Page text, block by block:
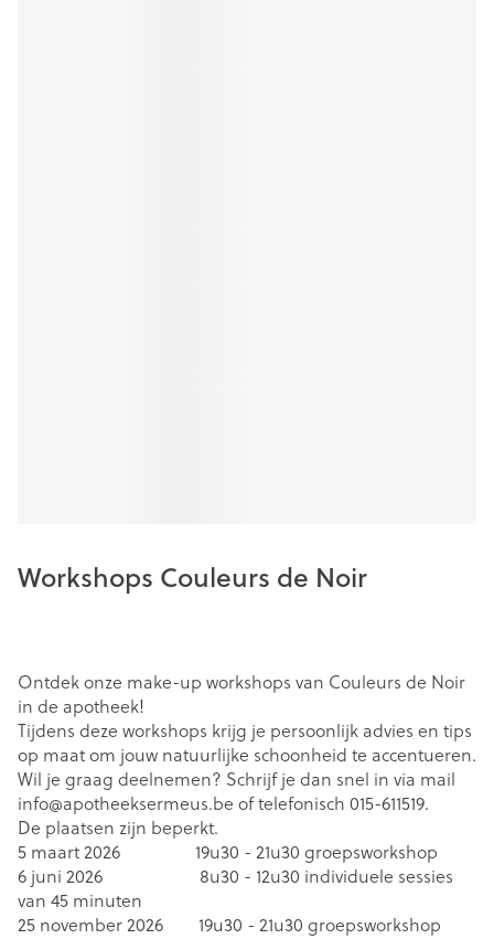
Workshops Couleurs de Noir
Ontdek onze make-up workshops van Couleurs de Noir
in de apotheek!
Tijdens deze workshops krijg je persoonlijk advies en tips
op maat om jouw natuurlijke schoonheid te accentueren.
Wil je graag deelnemen? Schrijf je dan snel in via mail
info@apotheeksermeus.be of telefonisch 015-611519.
De plaatsen zijn beperkt.
5 maart 2026 19u30 - 21u30 groepsworkshop
6 juni 2026 8u30 - 12u30 individuele sessies
van 45 minuten
25 november 2026 19u30 - 21u30 groepsworkshop